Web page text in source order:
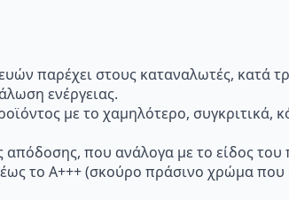
παρέχει στους καταναλωτές, κατά
ενέργειας.
με το χαμηλότερο, συγκριτικά,
απόδοσης, που ανάλογα με το είδος του
το Α+++ (σκούρο πράσινο χρώμα